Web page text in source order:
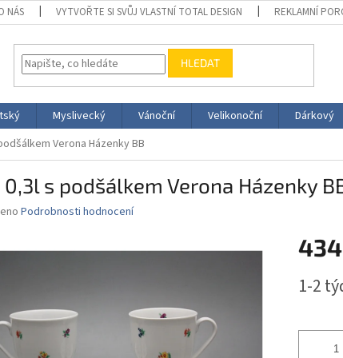
NÁS VYTVOŘTE SI SVŮJ VLASTNÍ TOTAL DESIGN REKLAMNÍ
HLEDAT
Myslivecký Vánoční Velikonoční Dárkový
Verona Házenky BB
0,3l s podšálkem Verona Házenky
Podrobnosti hodnocení
cena:
1-2